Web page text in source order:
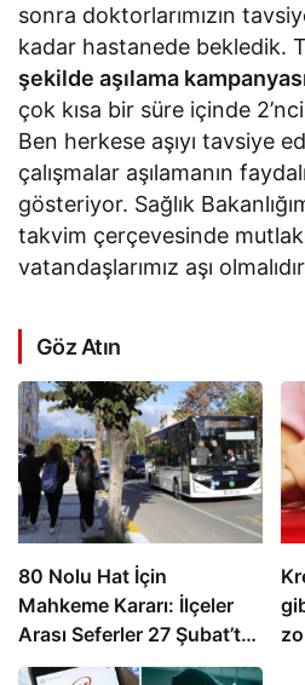
sonra doktorlarımızın
kadar hastanede bekledik.
şekilde aşılama
çok kısa bir süre içinde
Ben herkese aşıyı tavsiye
çalışmalar aşılamanın
gösteriyor. Sağlık
takvim çerçevesinde
vatandaşlarımız aşı
Göz Atın
80 Nolu Hat İçin
Mahkeme Kararı: İlçeler
Arası Seferler 27 Şubat’ta
Sona Eriyor